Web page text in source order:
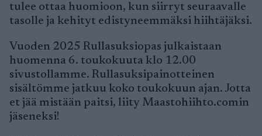
tulee ottaa huomioon, kun siirryt seuraavalle
tasolle ja kehityt edistyneemmäksi hiihtäjäksi.
Vuoden 2025 Rullasuksiopas julkaistaan
huomenna 6. toukokuuta klo 12.00
sivustollamme. Rullasuksipainotteinen
sisältömme jatkuu koko toukokuun ajan. Jotta
et jää mistään paitsi, liity Maastohiihto.comin
jäseneksi!